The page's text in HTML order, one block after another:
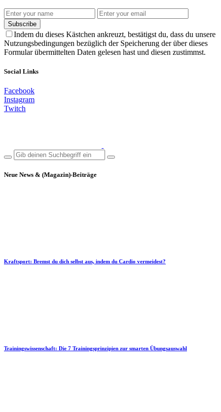
Subscribe
Indem du dieses Kästchen ankreuzt, bestätigst du, dass du unsere
Nutzungsbedingungen bezüglich der Speicherung der über dieses
Formular übermittelten Daten gelesen hast und diesen zustimmst.
Social Links
Facebook
Instagram
Twitch
Neue News & (Magazin)-Beiträge
Kraftsport: Bremst du dich selbst aus, indem du Cardio vermeidest?
Trainingswissenschaft: Die 7 Trainingsprinzipien zur smarten Übungsauswahl